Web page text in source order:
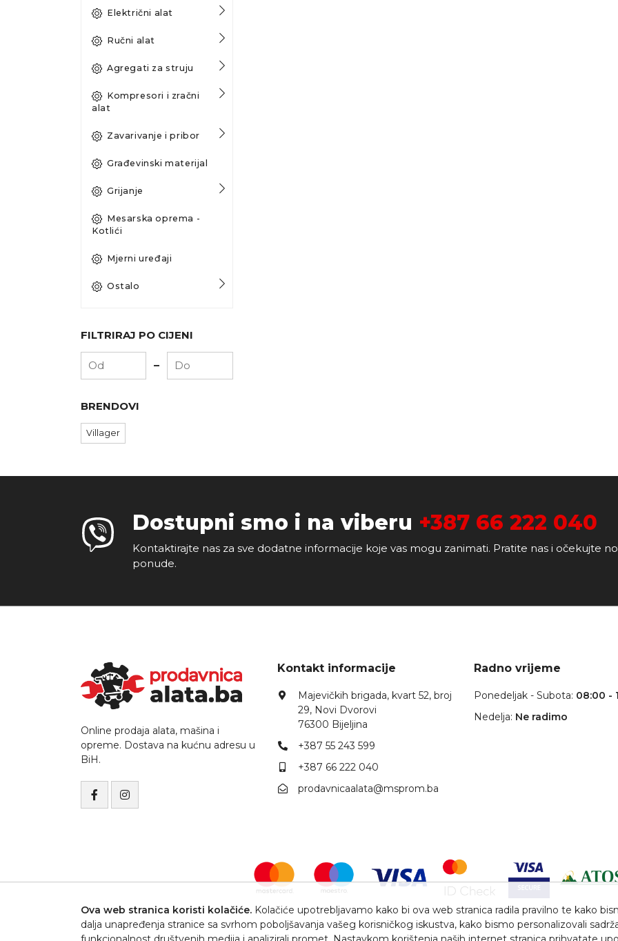
Električni alat
Ručni alat
Agregati za struju
Kompresori i zračni
alat
Zavarivanje i pribor
Građevinski materijal
Grijanje
Mesarska oprema -
Kotlići
Mjerni uređaji
Ostalo
FILTRIRAJ PO CIJENI
-
BRENDOVI
Villager
Dostupni smo i na viberu +387 66 222 040
Kontaktirajte nas za sve dodatne informacije koje vas mogu zanimati. Pratite nas i očekujte
ponude.
Online prodaja alata, mašina i
opreme. Dostava na kućnu adresu u
BiH.
Kontakt informacije
Majevičkih brigada, kvart 52, broj
29, Novi Dvorovi
76300 Bijeljina
+387 55 243 599
+387 66 222 040
prodavnicaalata@msprom.ba
Radno vrijeme
Ponedeljak - Subota: 08:00 -
Nedelja: Ne radimo
Ova web stranica koristi kolačiće. Kolačiće upotrebljavamo kako bi ova web stranica radila pravilno te kako
dalja unapređenja stranice sa svrhom poboljšavanja vašeg korisničkog iskustva, kako bismo personalizovali